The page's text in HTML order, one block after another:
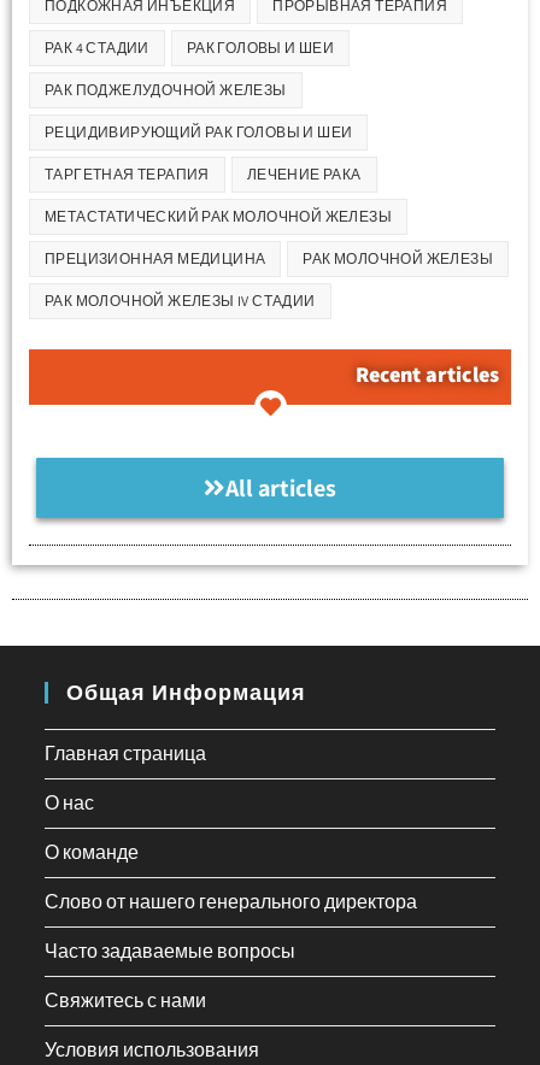
ПОДКОЖНАЯ ИНЪЕКЦИЯ ПРОРЫВНАЯ ТЕРАПИЯ
РАК 4 СТАДИИ РАК ГОЛОВЫ И ШЕИ
РАК ПОДЖЕЛУДОЧНОЙ ЖЕЛЕЗЫ
РЕЦИДИВИРУЮЩИЙ РАК ГОЛОВЫ И ШЕИ
ТАРГЕТНАЯ ТЕРАПИЯ ЛЕЧЕНИЕ РАКА
МЕТАСТАТИЧЕСКИЙ РАК МОЛОЧНОЙ ЖЕЛЕЗЫ
ПРЕЦИЗИОННАЯ МЕДИЦИНА РАК МОЛОЧНОЙ ЖЕЛЕЗЫ
РАК МОЛОЧНОЙ ЖЕЛЕЗЫ IV СТАДИИ
Recent articles
All articles
Общая Информация
Главная страница
О нас
О команде
Слово от нашего генерального директора
Часто задаваемые вопросы
Свяжитесь с нами
Условия использования